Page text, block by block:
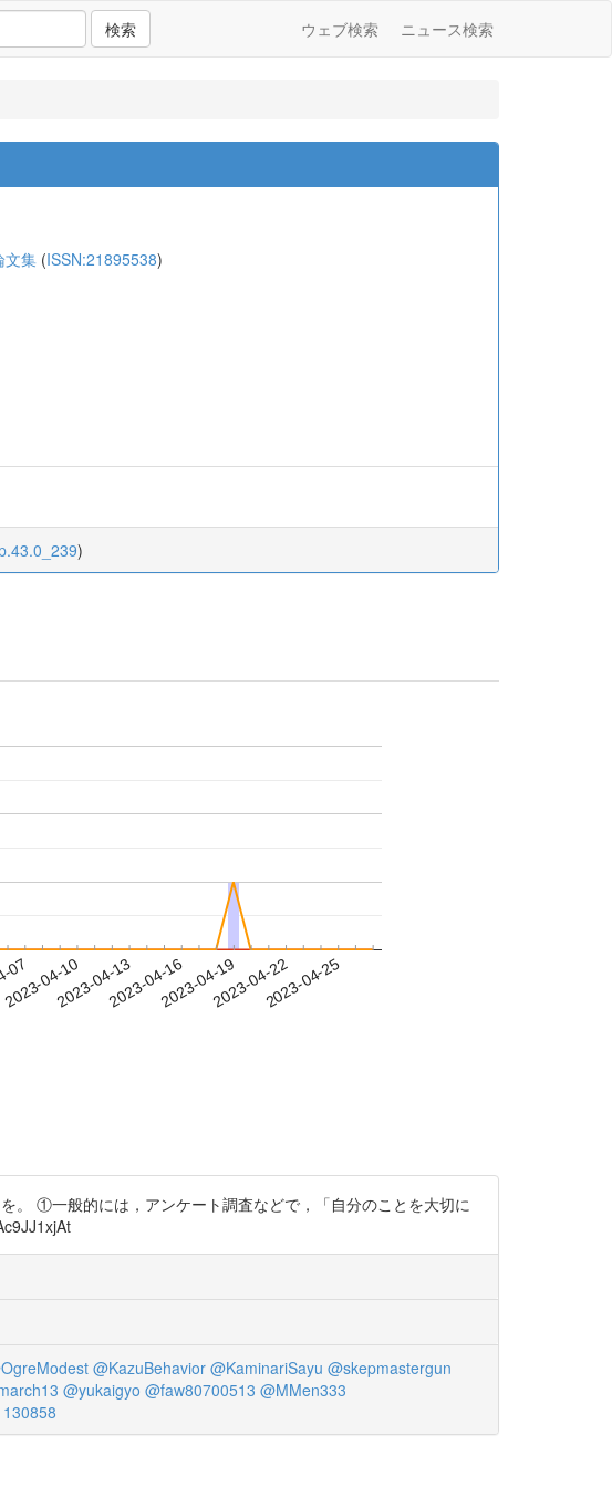
検索 ウェブ検索 ニュース検索
文集 (ISSN:21895538)
)
07
2023-04-102023-04-132023-04-162023-04-192023-04-222023-04-25
。 ①一般的には，アンケート調査などで，「自分のことを大切に
@KazuBehavior @KaminariSayu @skepmastergun
@yukaigyo @faw80700513 @MMen333